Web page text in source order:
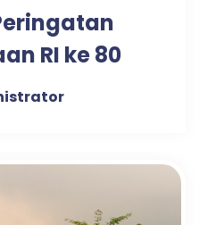
RI ke 80
Prigen